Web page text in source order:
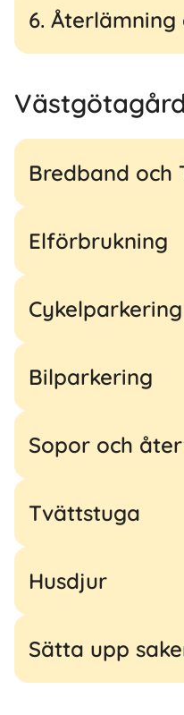
6.
Bredband och
Elförbrukning
Cykelparkering
Bilparkering
Sopor och
Tvättstuga
Husdjur
Sätta upp